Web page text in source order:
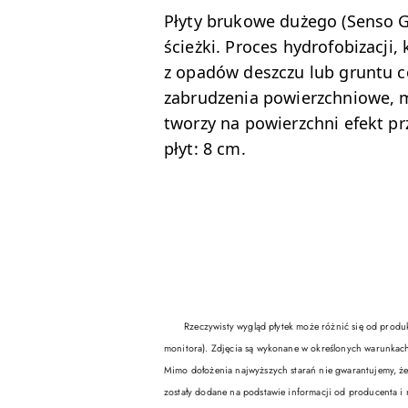
Płyty brukowe dużego
ścieżki. Proces
z opadów deszczu lub gruntu
zabrudzenia powierzchniowe,
tworzy na powierzchni efekt
płyt: 8 cm.
Rzeczywisty wygląd płytek może różnić się od
monitora). Zdjęcia są wykonane w określonych
Mimo dołożenia najwyższych starań nie gwarantujemy,
zostały dodane na podstawie informacji od producenta i